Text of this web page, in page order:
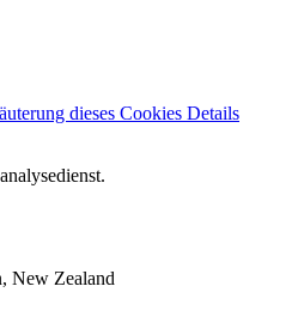
dieses Cookies Details
New Zealand